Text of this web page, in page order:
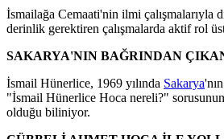
İsmailağa Cemaati'nin ilmi
derinlik gerektiren çalışmalarda aktif rol
SAKARYA'NIN BAĞRINDAN
İsmail Hünerlice, 1969 yılında Sakarya
"İsmail Hünerlice Hoca nereli?" sorusunun
olduğu biliniyor.